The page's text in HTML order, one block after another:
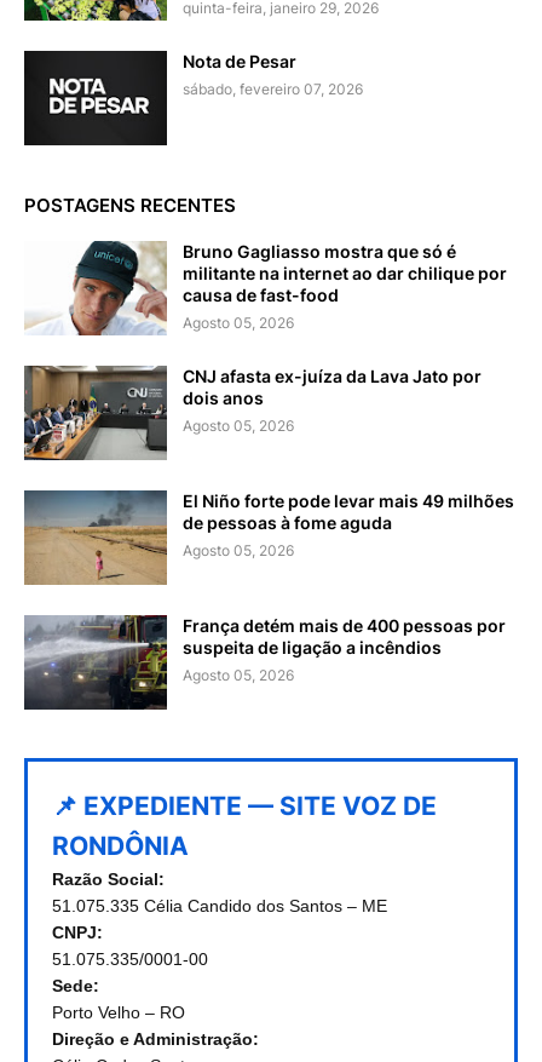
quinta-feira, janeiro 29, 2026
Nota de Pesar
sábado, fevereiro 07, 2026
POSTAGENS RECENTES
Bruno Gagliasso mostra que só é
militante na internet ao dar chilique por
causa de fast-food
Agosto 05, 2026
CNJ afasta ex-juíza da Lava Jato por
dois anos
Agosto 05, 2026
El Niño forte pode levar mais 49 milhões
de pessoas à fome aguda
Agosto 05, 2026
França detém mais de 400 pessoas por
suspeita de ligação a incêndios
Agosto 05, 2026
📌 EXPEDIENTE — SITE VOZ DE
RONDÔNIA
Razão Social:
51.075.335 Célia Candido dos Santos – ME
CNPJ:
51.075.335/0001-00
Sede:
Porto Velho – RO
Direção e Administração: